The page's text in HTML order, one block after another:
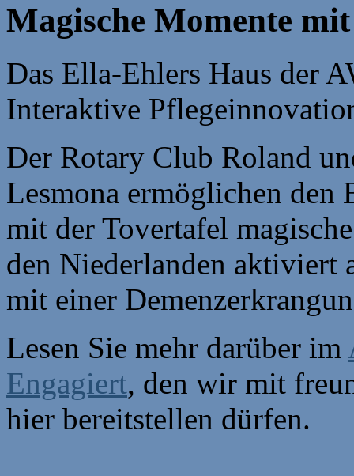
Magische Momente
Das Ella-Ehlers Haus der
Interaktive
Der Rotary Club Roland
Lesmona ermöglichen den
mit der Tovertafel
den Niederlanden aktiviert
mit einer
Lesen Sie mehr darüber im
Engagiert, den wir mit
hier bereitstellen dürfen.